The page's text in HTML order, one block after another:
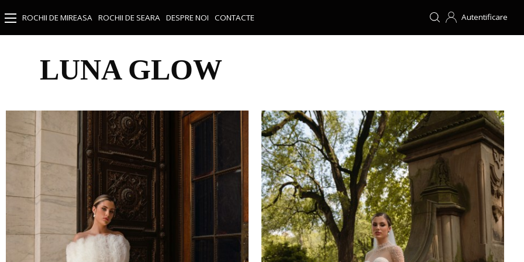
ROCHII DE MIREASA ROCHII DE SEARA DESPRE NOI CONTACTE Autentificare
LUNA GLOW